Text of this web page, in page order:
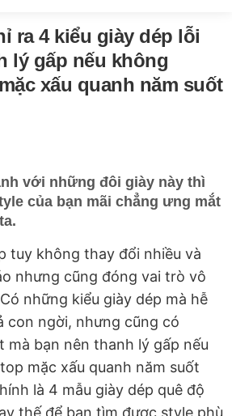
ra 4 kiểu giày dép lỗi
lý gấp nếu không
xấu quanh năm suốt
với những đôi giày này thì
của bạn mãi chẳng ưng mắt
tuy không thay đổi nhiều và
nhưng cũng đóng vai trò vô
những kiểu giày dép mà hễ
con ngời, nhưng cũng có
mà bạn nên thanh lý gấp nếu
mặc xấu quanh năm suốt
là 4 mẫu giày dép quê độ
thế để bạn tìm được style phù